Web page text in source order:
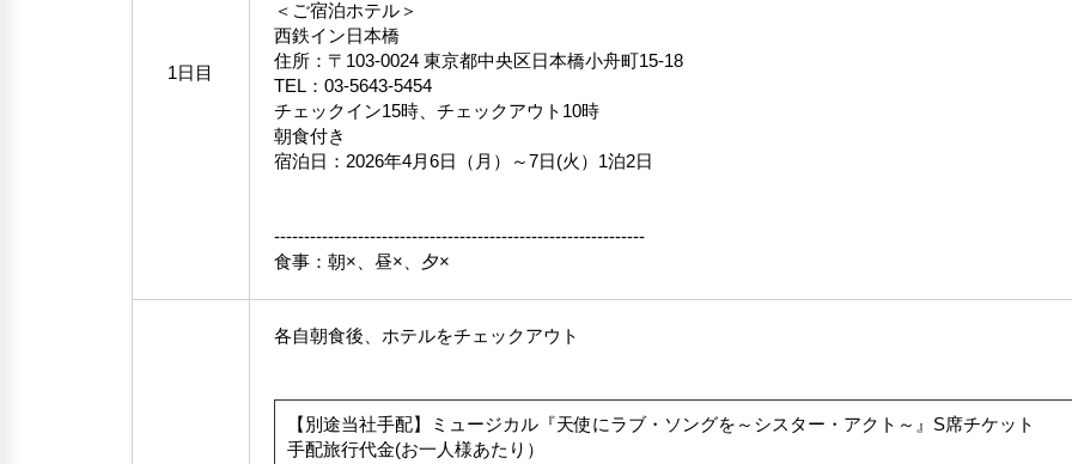
1日目
＜ご宿泊ホテル＞
西鉄イン日本橋
住所：〒103-0024 東京都中央区日本橋小舟町15-18
TEL：03-5643-5454
チェックイン15時、チェックアウト10時
朝食付き
宿泊日：2026年4月6日（月）～7日(火）1泊2日
--------------------------------------------------------------
食事：朝×、昼×、夕×
各自朝食後、ホテルをチェックアウト
【別途当社手配】ミュージカル『天使にラブ・ソングを～シスター・アクト～』S席チケット
手配旅行代金(お一人様あたり）